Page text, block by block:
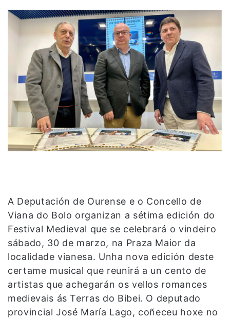
A Deputación de Ourense e o Concello de
Viana do Bolo organizan a sétima edición do
Festival Medieval que se celebrará o vindeiro
sábado, 30 de marzo, na Praza Maior da
localidade vianesa. Unha nova edición deste
certame musical que reunirá a un cento de
artistas que achegarán os vellos romances
medievais ás Terras do Bibei. O deputado
provincial José María Lago, coñeceu hoxe no